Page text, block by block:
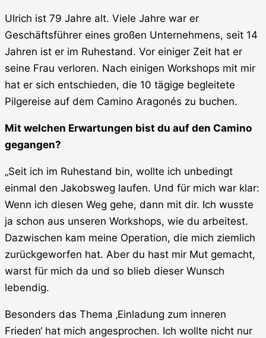
Ulrich ist 79 Jahre alt. Viele Jahre war er
Geschäftsführer eines großen Unternehmens, seit 14
Jahren ist er im Ruhestand. Vor einiger Zeit hat er
seine Frau verloren. Nach einigen Workshops mit mir
hat er sich entschieden, die 10 tägige begleitete
Pilgereise auf dem Camino Aragonés zu buchen.
Mit welchen Erwartungen bist du auf den Camino
gegangen?
„Seit ich im Ruhestand bin, wollte ich unbedingt
einmal den Jakobsweg laufen. Und für mich war klar:
Wenn ich diesen Weg gehe, dann mit dir. Ich wusste
ja schon aus unseren Workshops, wie du arbeitest.
Dazwischen kam meine Operation, die mich ziemlich
zurückgeworfen hat. Aber du hast mir Mut gemacht,
warst für mich da und so blieb dieser Wunsch
lebendig.
Besonders das Thema ‚Einladung zum inneren
Frieden‘ hat mich angesprochen. Ich wollte nicht nur